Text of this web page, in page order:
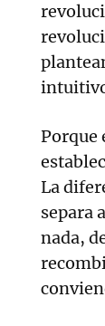
Porque
La
separa
nada,